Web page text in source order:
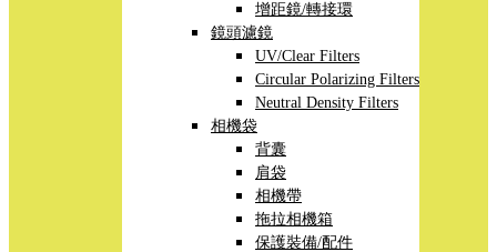
增距鏡/轉接環
鏡頭濾鏡
UV/Clear Filters
Circular Polarizing Filters
Neutral Density Filters
相機袋
背囊
肩袋
相機帶
拖拉相機箱
保護裝備/配件